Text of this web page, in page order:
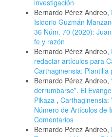
investigación
Bernardo Pérez Andreo,
Isidorio Guzmán
36 Núm. 70 (2020):
fe y razón
Bernardo Pérez Andreo,
redactar artículos para
Carthaginensia:
Bernardo Pérez Andreo,
derrumbarse”. El
Pikaza , Carthaginensia:
Número de Artículos de
Comentarios
Bernardo Pérez Andreo,